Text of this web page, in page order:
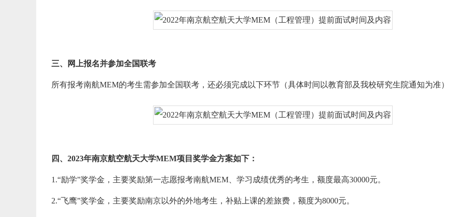
三、网上报名并参加全国联考
所有报考南航MEM的考生需参加全国联考，还必须完成以下环节（具体时间以教育部及我校研究生院通知为准）
四、2023年南京航空航天大学MEM项目奖学金方案如下：
1.“励学”奖学金，主要奖励第一志愿报考南航MEM、学习成绩优秀的考生，额度最高30000元。
2.“飞鹰”奖学金，主要奖励南京以外的外地考生，补贴上课的差旅费，额度为8000元。